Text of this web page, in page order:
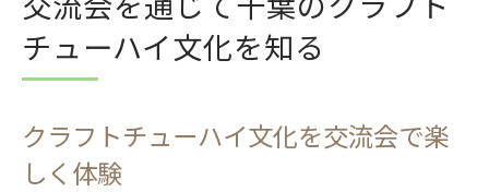
チューハイ文化を知る
クラフトチューハイ文化を交流会で楽
しく体験